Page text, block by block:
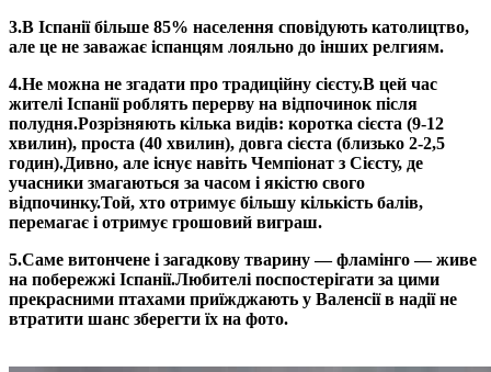
3.В Іспанії більше 85% населення сповідують католицтво,
але це не заважає іспанцям лояльно до інших релгиям.
4.Не можна не згадати про традиційну сієсту.В цей час
жителі Іспанії роблять перерву на відпочинок після
полудня.Розрізняють кілька видів: коротка сієста (9-12
хвилин), проста (40 хвилин), довга сієста (близько 2-2,5
годин).Дивно, але існує навіть Чемпіонат з Сієсту, де
учасники змагаються за часом і якістю свого
відпочинку.Той, хто отримує більшу кількість балів,
перемагає і отримує грошовий виграш.
5.Саме витончене і загадкову тварину — фламінго — живе
на побережжі Іспанії.Любителі поспостерігати за цими
прекрасними птахами приїжджають у Валенсії в надії не
втратити шанс зберегти їх на фото.